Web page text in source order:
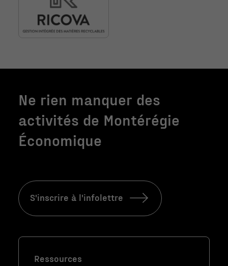
Ne rien manquer des
activités de Montérégie
Économique
S'inscrire à l'infolettre
Ressources